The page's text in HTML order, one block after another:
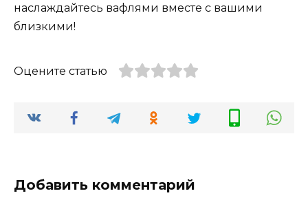
наслаждайтесь вафлями вместе с вашими
близкими!
Оцените статью
Добавить комментарий